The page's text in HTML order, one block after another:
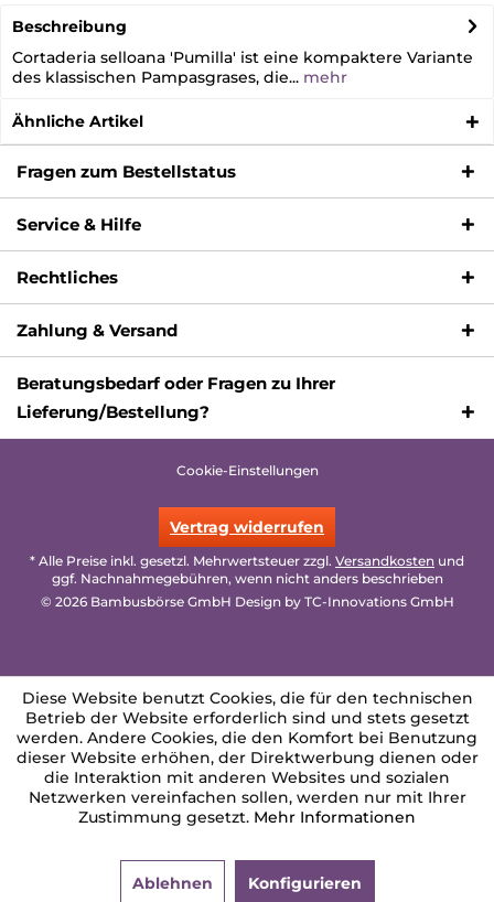
Beschreibung
Cortaderia selloana 'Pumilla' ist eine kompaktere Variante
des klassischen Pampasgrases, die... mehr
Ähnliche Artikel
Fragen zum Bestellstatus
Service & Hilfe
Rechtliches
Zahlung & Versand
Beratungsbedarf oder Fragen zu Ihrer
Lieferung/Bestellung?
Cookie-Einstellungen
Vertrag widerrufen
* Alle Preise inkl. gesetzl. Mehrwertsteuer zzgl. Versandkosten und
ggf. Nachnahmegebühren, wenn nicht anders beschrieben
© 2026 Bambusbörse GmbH Design by TC-Innovations GmbH
Diese Website benutzt Cookies, die für den technischen
Betrieb der Website erforderlich sind und stets gesetzt
werden. Andere Cookies, die den Komfort bei Benutzung
dieser Website erhöhen, der Direktwerbung dienen oder
die Interaktion mit anderen Websites und sozialen
Netzwerken vereinfachen sollen, werden nur mit Ihrer
Zustimmung gesetzt. Mehr Informationen
Ablehnen Konfigurieren